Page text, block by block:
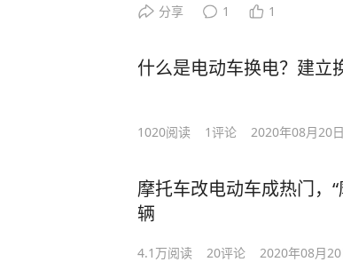
在推出的“电池即服务”产品
的是，购买者每月支付980
h电池。
为了实施电池即服务的服务
分享 1 1
什么是电动车换电？建立
1020阅读 1评论 2020年08月20日
摩托车改电动车成热门，
辆
4.1万阅读 20评论 2020年08月20